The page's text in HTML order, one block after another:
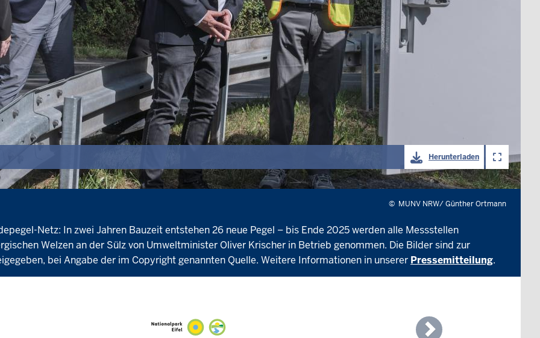
Herunterladen
© MUNV NRW/ Günther Ortmann
Netz: In zwei Jahren Bauzeit entstehen 26 neue Pegel – bis Ende 2025 werden alle Messstellen
Welzen an der Sülz von Umweltminister Oliver Krischer in Betrieb genommen. Die Bilder sind zur
bei Angabe der im Copyright genannten Quelle. Weitere Informationen in unserer Pressemitteilung.
Next